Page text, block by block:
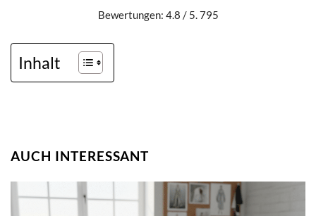
Bewertungen: 4.8 / 5. 795
Inhalt
AUCH INTERESSANT